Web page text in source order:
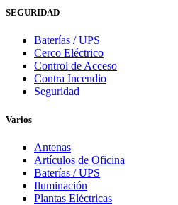
SEGURIDAD
Baterías / UPS
Cerco Eléctrico
Control de Acceso
Contra Incendio
Seguridad
Varios
Antenas
Artículos de Oficina
Baterías / UPS
Iluminación
Plantas Eléctricas